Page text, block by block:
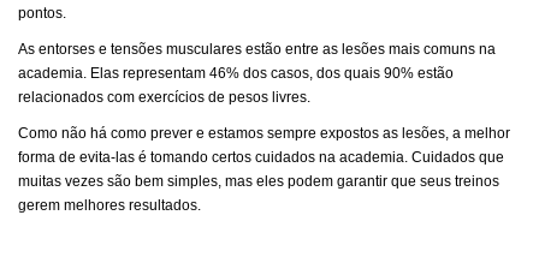
pontos.
As entorses e tensões musculares estão entre as lesões mais comuns na
academia. Elas representam 46% dos casos, dos quais 90% estão
relacionados com exercícios de pesos livres.
Como não há como prever e estamos sempre expostos as lesões, a melhor
forma de evita-las é tomando certos cuidados na academia. Cuidados que
muitas vezes são bem simples, mas eles podem garantir que seus treinos
gerem melhores resultados.